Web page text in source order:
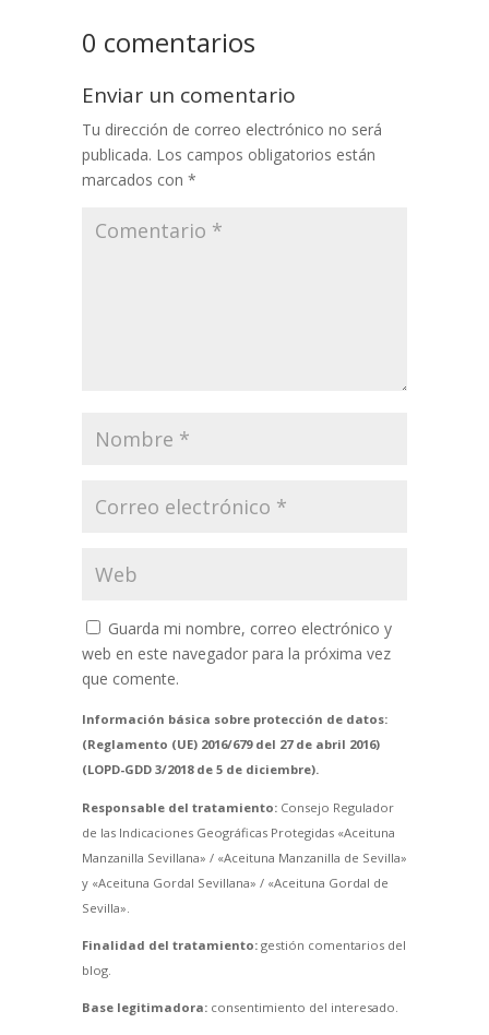
0 comentarios
Enviar un comentario
Tu dirección de correo electrónico no será
publicada. Los campos obligatorios están
marcados con *
Guarda mi nombre, correo electrónico y
web en este navegador para la próxima vez
que comente.
Información básica sobre protección de datos:
(Reglamento (UE) 2016/679 del 27 de abril 2016)
(LOPD-GDD 3/2018 de 5 de diciembre).
Responsable del tratamiento:Consejo Regulador
de las Indicaciones Geográficas Protegidas «Aceituna
Manzanilla Sevillana» / «Aceituna Manzanilla de Sevilla»
y «Aceituna Gordal Sevillana» / «Aceituna Gordal de
Sevilla».
Finalidad del tratamiento:gestión comentarios del
blog.
Base legitimadora:consentimiento del interesado.